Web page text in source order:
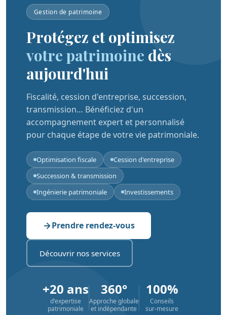
Gestion de patrimoine
Protégez et optimisez
votre patrimoine dès
aujourd'hui
Fiscalité, cession d'entreprise, succession,
transmission… Bénéficiez d'un
accompagnement expert et personnalisé
pour chaque étape de votre vie patrimoniale.
Optimisation fiscale
Cession d'entreprise
Succession & transmission
Ingénierie patrimoniale
Investissements
Prendre rendez-vous
Découvrir nos services
+20 ans
d'expertise
patrimoniale
360°
Approche globale
et indépendante
100%
Conseils
sur-mesure